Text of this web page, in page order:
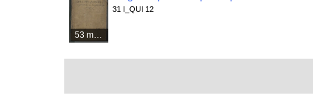
53 médias
31 I_QUI 12